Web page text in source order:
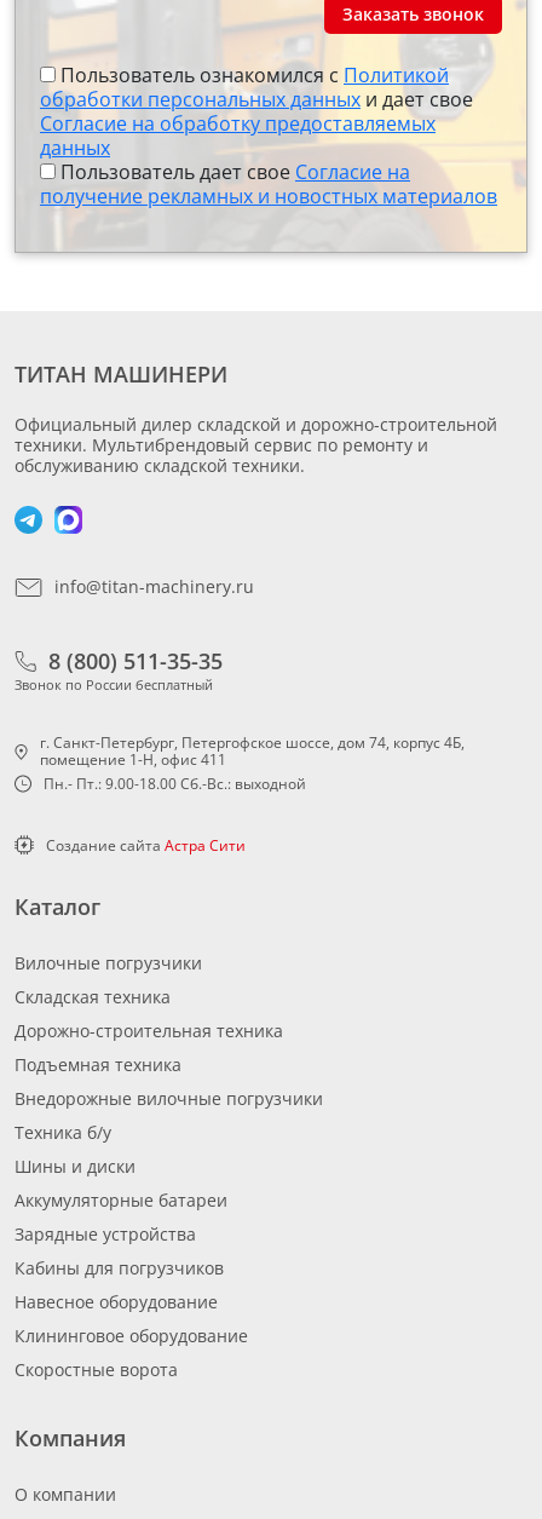
Заказать звонок
Пользователь ознакомился с Политикой
обработки персональных данных и дает свое
Согласие на обработку предоставляемых
данных
Пользователь дает свое Согласие на
получение рекламных и новостных материалов
ТИТАН МАШИНЕРИ
Официальный дилер складской и дорожно-строительной
техники. Мультибрендовый сервис по ремонту и
обслуживанию складской техники.
info@titan-machinery.ru
Каталог
Вилочные погрузчики
Складская техника
Дорожно-строительная техника
Подъемная техника
Внедорожные вилочные погрузчики
Техника б/у
Шины и диски
Аккумуляторные батареи
Зарядные устройства
Кабины для погрузчиков
Навесное оборудование
Клининговое оборудование
Скоростные ворота
Компания
О компании
8 (800) 511-35-35
Звонок по России бесплатный
г. Санкт-Петербург, Петергофское шоссе, дом 74, корпус 4Б,
помещение 1-Н, офис 411
Пн.- Пт.: 9.00-18.00 Сб.-Вс.: выходной
Создание сайта Астра Сити